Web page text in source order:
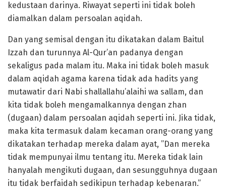
kedustaan darinya. Riwayat seperti ini tidak boleh
diamalkan dalam persoalan aqidah.
Dan yang semisal dengan itu dikatakan dalam Baitul
Izzah dan turunnya Al-Qur’an padanya dengan
sekaligus pada malam itu. Maka ini tidak boleh masuk
dalam aqidah agama karena tidak ada hadits yang
mutawatir dari Nabi shallallahu’alaihi wa sallam, dan
kita tidak boleh mengamalkannya dengan zhan
(dugaan) dalam persoalan aqidah seperti ini. Jika tidak,
maka kita termasuk dalam kecaman orang-orang yang
dikatakan terhadap mereka dalam ayat, ”Dan mereka
tidak mempunyai ilmu tentang itu. Mereka tidak lain
hanyalah mengikuti dugaan, dan sesungguhnya dugaan
itu tidak berfaidah sedikipun terhadap kebenaran.”